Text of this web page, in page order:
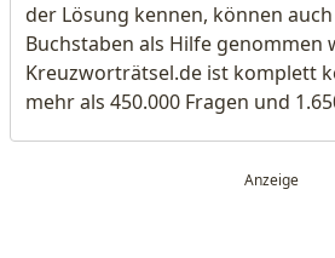
der Lösung kennen, können
Buchstaben als Hilfe genommen
Kreuzworträtsel.de ist komplett
mehr als 450.000 Fragen und